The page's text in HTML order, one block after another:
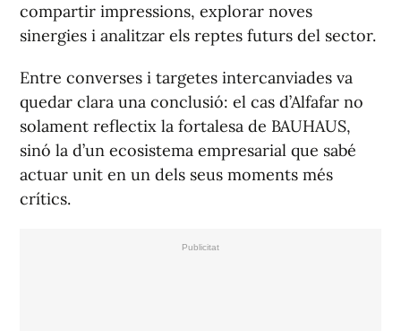
compartir impressions, explorar noves
sinergies i analitzar els reptes futurs del sector.
Entre converses i targetes intercanviades va
quedar clara una conclusió: el cas d’Alfafar no
solament reflectix la fortalesa de BAUHAUS,
sinó la d’un ecosistema empresarial que sabé
actuar unit en un dels seus moments més
crítics.